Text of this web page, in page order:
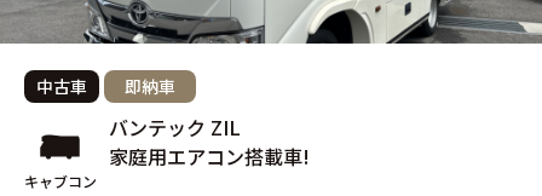
中古車 即納車
キャブコン
バンテック ZIL
家庭用エアコン搭載車!